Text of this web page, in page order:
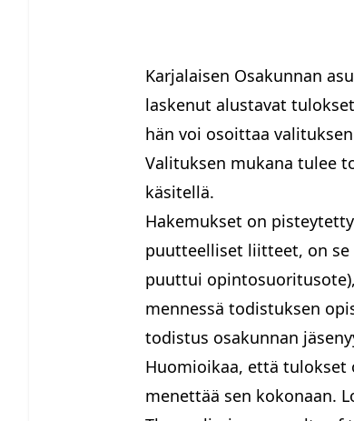
Karjalaisen Osakunnan
laskenut alustavat
hän voi osoittaa
Valituksen mukana tulee
käsitellä.
Hakemukset on
puutteelliset liitteet, on se
puuttui
mennessä todistuksen
todistus osakunnan
Huomioikaa, että tulokset
menettää sen kokonaan.